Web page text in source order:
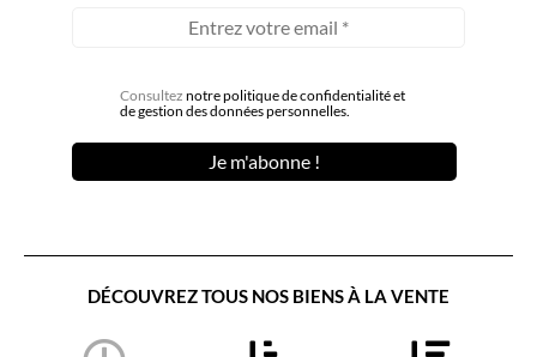
Consultez notre politique de confidentialité et
de gestion des données personnelles.
DÉCOUVREZ TOUS NOS BIENS À LA VENTE